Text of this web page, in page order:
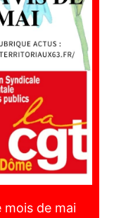
mois de mai